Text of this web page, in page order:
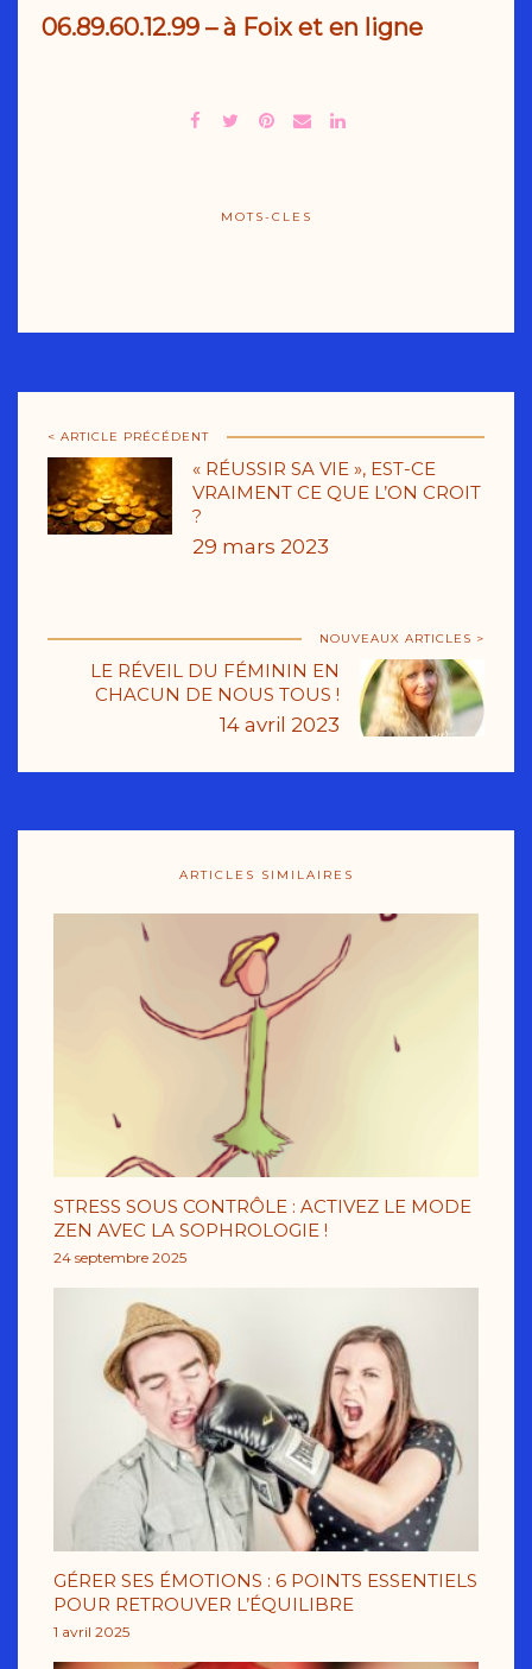
06.89.60.12.99 – à Foix et en ligne
MOTS-CLES
< ARTICLE PRÉCÉDENT
« RÉUSSIR SA VIE », EST-CE
VRAIMENT CE QUE L’ON CROIT
?
29 mars 2023
NOUVEAUX ARTICLES >
LE RÉVEIL DU FÉMININ EN
CHACUN DE NOUS TOUS !
14 avril 2023
ARTICLES SIMILAIRES
STRESS SOUS CONTRÔLE : ACTIVEZ LE MODE
ZEN AVEC LA SOPHROLOGIE !
24 septembre 2025
GÉRER SES ÉMOTIONS : 6 POINTS ESSENTIELS
POUR RETROUVER L’ÉQUILIBRE
1 avril 2025